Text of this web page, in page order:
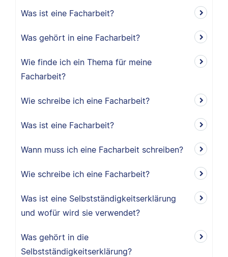
Was ist eine Facharbeit?
Was gehört in eine Facharbeit?
Wie finde ich ein Thema für meine
Facharbeit?
Wie schreibe ich eine Facharbeit?
Was ist eine Facharbeit?
Wann muss ich eine Facharbeit schreiben?
Wie schreibe ich eine Facharbeit?
Was ist eine Selbstständigkeitserklärung
und wofür wird sie verwendet?
Was gehört in die
Selbstständigkeitserklärung?